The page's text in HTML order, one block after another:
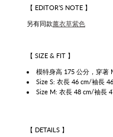
【 EDITOR’S NOTE 】
另有同款薰衣草紫色
【 SIZE & FIT 】
模特身高 175 公分，穿著
Size S: 衣長 46 cm/袖長
Size M: 衣長 48 cm/袖長
【 DETAILS 】